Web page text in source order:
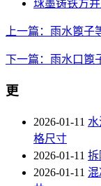
球墨铸铁方
上一篇：雨水篦
下一篇：雨水口篦
更
2026-01-11
格尺寸
2026-01-11 拆
2026-01-11